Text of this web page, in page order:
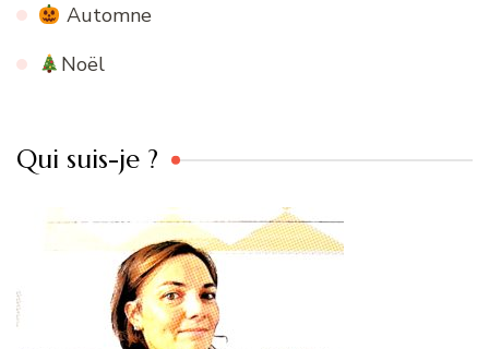
Automne
Noël
Qui suis-je ?